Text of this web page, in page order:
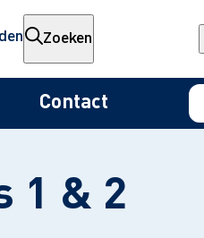
Zoeken
Contact
1 & 2